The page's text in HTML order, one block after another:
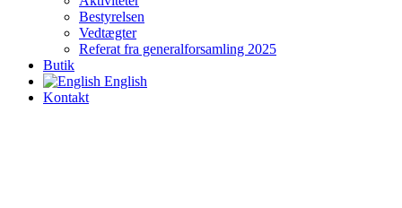
Bestyrelsen
Vedtægter
Referat fra generalforsamling 2025
Butik
English
Kontakt